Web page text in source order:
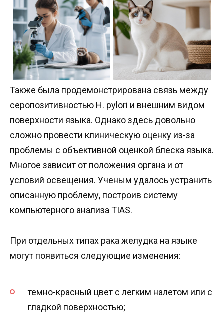
Также была продемонстрирована связь между
серопозитивностью H. pylori и внешним видом
поверхности языка. Однако здесь довольно
сложно провести клиническую оценку из-за
проблемы с объективной оценкой блеска языка.
Многое зависит от положения органа и от
условий освещения. Ученым удалось устранить
описанную проблему, построив систему
компьютерного анализа TIAS.
При отдельных типах рака желудка на языке
могут появиться следующие изменения:
темно-красный цвет с легким налетом или с
гладкой поверхностью;